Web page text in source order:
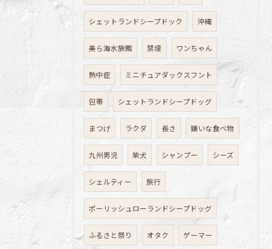
シェットランドシープドック 沖縄
美ら海水族館 禁煙 ワンちゃん
熱中症 ミニチュアダックスフント
包帯 シェットランドシープドッグ
まつげ ラクダ 長さ 嫌いな食べ物
九州男児 柴犬 シャンプー シーズ
シェルティー 旅行
ポーリッシュローランドシープドッグ
ふるさと祭り オタク ゲーマー